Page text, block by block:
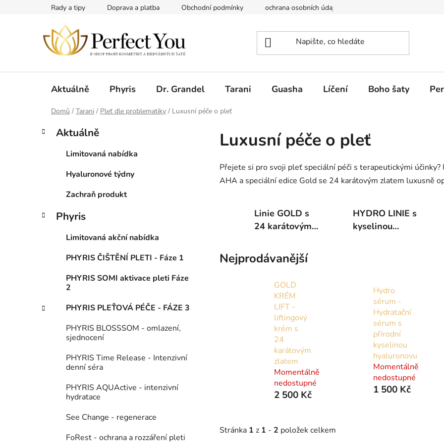
Rady a tipy Doprava a platba Obchodní podmínky ochrana osobních údajů
Aktuálně Phyris Dr. Grandel Tarani Guasha Líčení Boho šaty
Domů / Tarani / Pleť dle problematiky / Luxusní péče o pleť
P
n
Přeskočit
kategorie
K
a
e
Aktuálně
Limitovaná nabídka
Hyaluronové týdny
Zachraň produkt
Phyris
Limitovaná akční nabídka
PHYRIS ČIŠTĚNÍ PLETI - Fáze 1
PHYRIS SOMI aktivace pleti Fáze
2
PHYRIS PLEŤOVÁ PÉČE - FÁZE 3
PHYRIS BLOSSSOM - omlazení,
sjednocení
PHYRIS Time Release - Intenzivní
denní séra
PHYRIS AQUActive - intenzivní
hydratace
See Change - regenerace
FoRest - ochrana a rozzáření pleti
Luxusní péče o pleť
Přejete si pro svoji pleť speciální péči s terapeutickými
AHA a speciální edice Gold se 24 karátovým zlatem luxusně
Linie GOLD s
24 karátovým
HYDRO LINIE s
kyselinou
Nejprodávanější
GOLD
KRÉM
LIFT -
liftingový
krém s
24
karátovým
zlatem
Momentálně
nedostupné
2 500 Kč
Hydro
sérum -
Hydratační
sérum s
přírodní
kyselinou
hyaluronovu
Momentálně
nedostupné
1 500 Kč
Stránka 1 z 1 - 2 položek celkem